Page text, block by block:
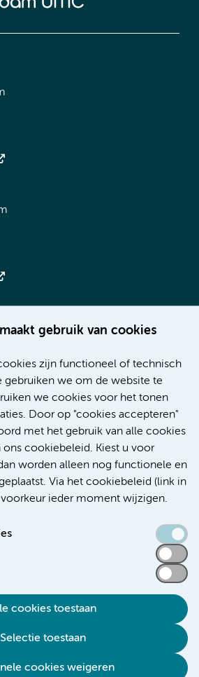
gebruik van cookies
zijn functioneel of technisch
gebruiken we om de website te
we cookies voor het tonen
Door op "cookies accepteren"
met het gebruik van alle cookies
cookiebeleid. Kiest u voor
worden alleen nog functionele en
Via het cookiebeleid (link in
ieder moment wijzigen.
cookies toestaan
Selectie toestaan
cookies weigeren
UMC